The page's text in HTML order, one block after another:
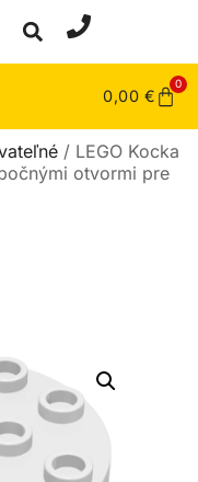
0,00 €
0
/ LEGO Kocka
otvormi pre